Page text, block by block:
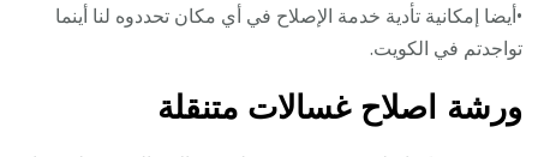
•أيضا إمكانية تأدية خدمة الإصلاح في أي مكان تحددوه لنا أينما
تواجدتم في الكويت.
ورشة اصلاح غسالات متنقلة